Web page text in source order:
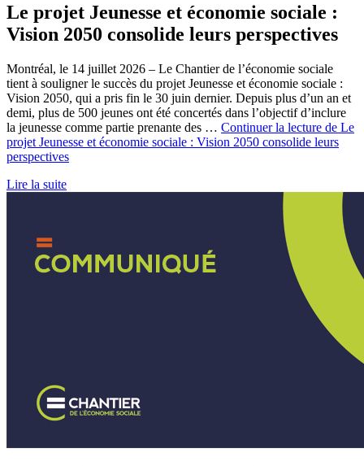
Le projet Jeunesse et économie sociale :
Vision 2050 consolide leurs perspectives
Montréal, le 14 juillet 2026 – Le Chantier de l’économie sociale
tient à souligner le succès du projet Jeunesse et économie sociale :
Vision 2050, qui a pris fin le 30 juin dernier. Depuis plus d’un an et
demi, plus de 500 jeunes ont été concertés dans l’objectif d’inclure
la jeunesse comme partie prenante des … Continuer la lecture de Le
projet Jeunesse et économie sociale : Vision 2050 consolide leurs
perspectives
Lire la suite